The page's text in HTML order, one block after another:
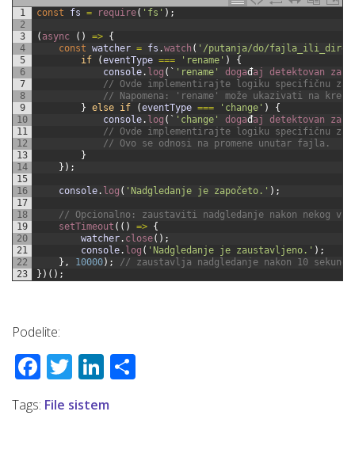
1
2
3
4
5
6
7
8
9
10
11
12
13
14
15
16
17
18
19
20
21
22
23
const fs = require( 'fs' ) ;
( async ( ) => {
const watcher = fs .watch ( '/putanja/do/
if
(eventType === 'rename' )
{
console. log ( ` 'rename' događaj detektovan za
// Ovde implementirajte logiku specifičnu za
// Napomena: 'rename' može ukazivati na
} else if (eventType === 'change' )
{
console. log ( ` 'change' događaj detektovan za
// Ovde implementirajte logiku specifičnu za
// Ovo se odnosi na promene unutar fajla.
}
} ) ;
console. log ( 'Nadgledanje je započeto.' ) ;
// Opcionalno: zaustaviti nadgledanje nakon nekog
setTimeout ( ( ) => {
watcher. close( ) ;
console. log ( 'Nadgledanje je zaustavljeno.' ) ;
} , 10000) ;
// zaustavlja nadgledanje nakon 10 sekundi
} ) ( ) ;
Podelite:
Facebook
TwitterLinkedIn
Tags: File sistem